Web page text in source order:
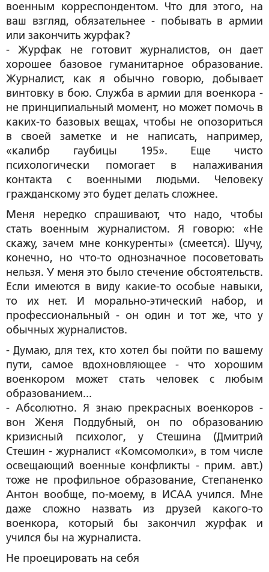
военным корреспондентом. Что для этого, на
ваш взгляд, обязательнее - побывать в армии
или закончить журфак?
- Журфак не готовит журналистов, он дает
хорошее базовое гуманитарное образование.
Журналист, как я обычно говорю, добывает
винтовку в бою. Служба в армии для военкора -
не принципиальный момент, но может помочь в
каких-то базовых вещах, чтобы не опозориться
в своей заметке и не написать, например,
«калибр гаубицы 195». Еще чисто
психологически помогает в налаживания
контакта с военными людьми. Человеку
гражданскому это будет делать сложнее.
Меня нередко спрашивают, что надо, чтобы
стать военным журналистом. Я говорю: «Не
скажу, зачем мне конкуренты» (смеется). Шучу,
конечно, но что-то однозначное посоветовать
нельзя. У меня это было стечение обстоятельств.
Если имеются в виду какие-то особые навыки,
то их нет. И морально-этический набор, и
профессиональный - он один и тот же, что у
обычных журналистов.
- Думаю, для тех, кто хотел бы пойти по вашему
пути, самое вдохновляющее - что хорошим
военкором может стать человек с любым
образованием...
- Абсолютно. Я знаю прекрасных военкоров -
вон Женя Поддубный, он по образованию
кризисный психолог, у Стешина (Дмитрий
Стешин - журналист «Комсомолки», в том числе
освещающий военные конфликты - прим. авт.)
тоже не профильное образование, Степаненко
Антон вообще, по-моему, в ИСАА учился. Мне
даже сложно назвать из друзей какого-то
военкора, который бы закончил журфак и
учился бы на журналиста.
Не проецировать на себя